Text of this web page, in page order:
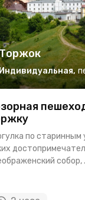
,
по
собор,